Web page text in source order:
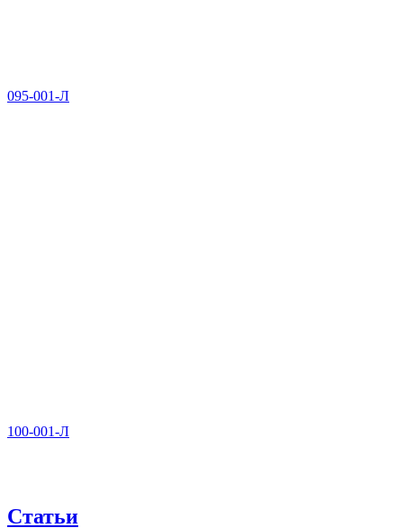
095-001-Л
100-001-Л
Статьи